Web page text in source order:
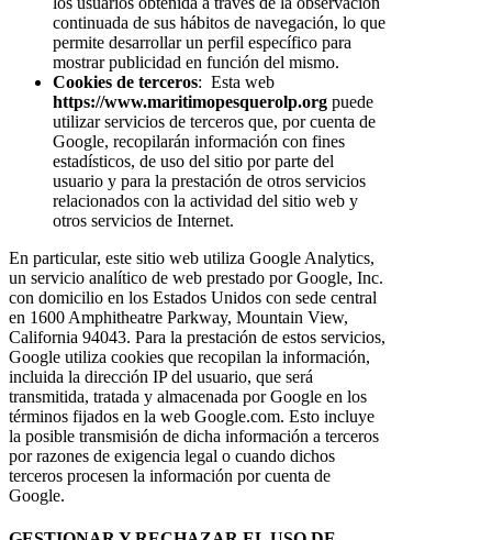
continuada de sus hábitos de navegación, lo que
permite desarrollar un perfil específico para
mostrar publicidad en función del mismo.
Cookies de terceros: Esta web
https://www.maritimopesquerolp.org puede
utilizar servicios de terceros que, por cuenta de
Google, recopilarán información con fines
estadísticos, de uso del sitio por parte del
usuario y para la prestación de otros servicios
relacionados con la actividad del sitio web y
otros servicios de Internet.
En particular, este sitio web utiliza Google Analytics,
un servicio analítico de web prestado por Google, Inc.
con domicilio en los Estados Unidos con sede central
en 1600 Amphitheatre Parkway, Mountain View,
California 94043. Para la prestación de estos servicios,
Google utiliza cookies que recopilan la información,
incluida la dirección IP del usuario, que será
transmitida, tratada y almacenada por Google en los
términos fijados en la web Google.com. Esto incluye
la posible transmisión de dicha información a terceros
por razones de exigencia legal o cuando dichos
terceros procesen la información por cuenta de
Google.